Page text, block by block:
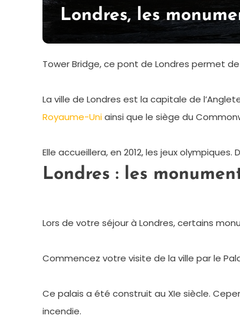
Londres, les
Tower Bridge, ce pont de Londres permet
La ville de Londres est la capitale de
Royaume-Uniainsi que le siège du
Elle accueillera, en 2012, les jeux olympiques.
Londres : les
Lors de votre séjour à Londres, certains
Commencez votre visite de la ville par le
Ce palais a été construit au XIe siècle.
incendie.